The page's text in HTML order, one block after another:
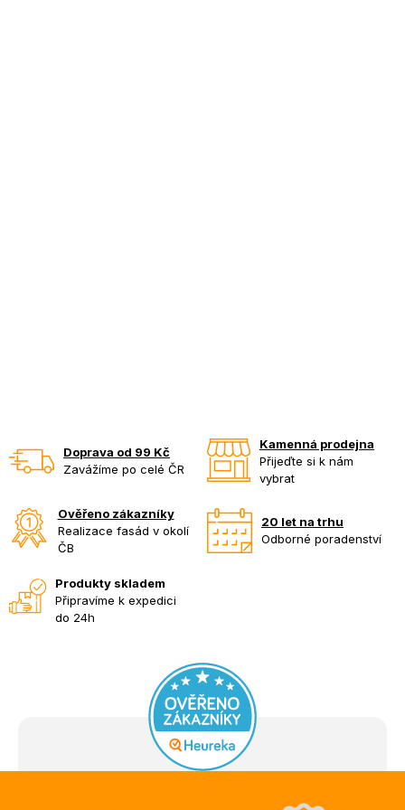
Doprava od 99 Kč
Zavážíme po celé ČR
Kamenná prodejna
Přijeďte si k nám
vybrat
Ověřeno zákazníky
Realizace fasád v okolí
ČB
20 let na trhu
Odborné poradenství
Produkty skladem
Připravíme k expedici
do 24h